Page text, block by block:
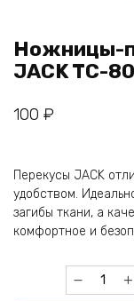
Ножницы-
JACK TC-
100 ₽
Перекусы JACK
удобством.
загибы ткани, а
комфортное и
Количество
товара